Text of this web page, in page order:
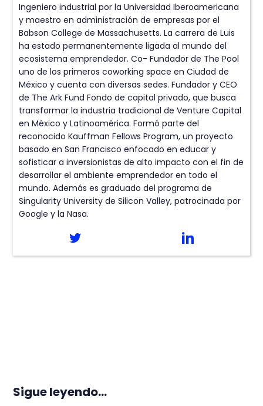
Ingeniero industrial por la Universidad Iberoamericana
y maestro en administración de empresas por el
Babson College de Massachusetts. La carrera de Luis
ha estado permanentemente ligada al mundo del
ecosistema emprendedor. Co- Fundador de The Pool
uno de los primeros coworking space en Ciudad de
México y cuenta con diversas sedes. Fundador y CEO
de The Ark Fund Fondo de capital privado, que busca
transformar la industria tradicional de Venture Capital
en México y Latinoamérica. Formó parte del
reconocido Kauffman Fellows Program, un proyecto
basado en San Francisco enfocado en educar y
sofisticar a inversionistas de alto impacto con el fin de
desarrollar el ambiente emprendedor en todo el
mundo. Además es graduado del programa de
Singularity University de Silicon Valley, patrocinada por
Google y la Nasa.
Sigue leyendo...